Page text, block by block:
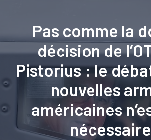
Pas comme la
décision de
Pistorius : le
nouvelles
américaines
nécessaire